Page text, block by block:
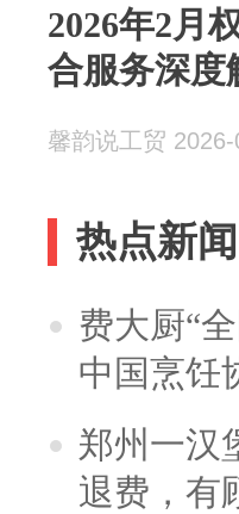
2026年2月
合服务深度
馨韵说工贸
热点新闻
费大厨“
中国烹饪
郑州一汉
退费，有